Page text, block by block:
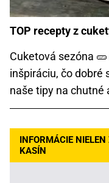
TOP recepty z
Cuketová sezóna
inšpiráciu, čo dobré
naše tipy na chutné
INFORMÁCIE
KASÍN